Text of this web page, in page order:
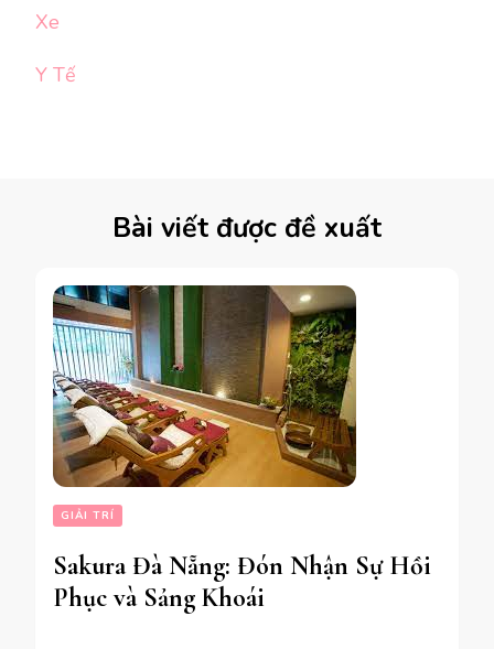
Xe
Y Tế
Bài viết được đề xuất
GIẢI TRÍ
Sakura Đà Nẵng: Đón Nhận Sự Hồi
Phục và Sảng Khoái